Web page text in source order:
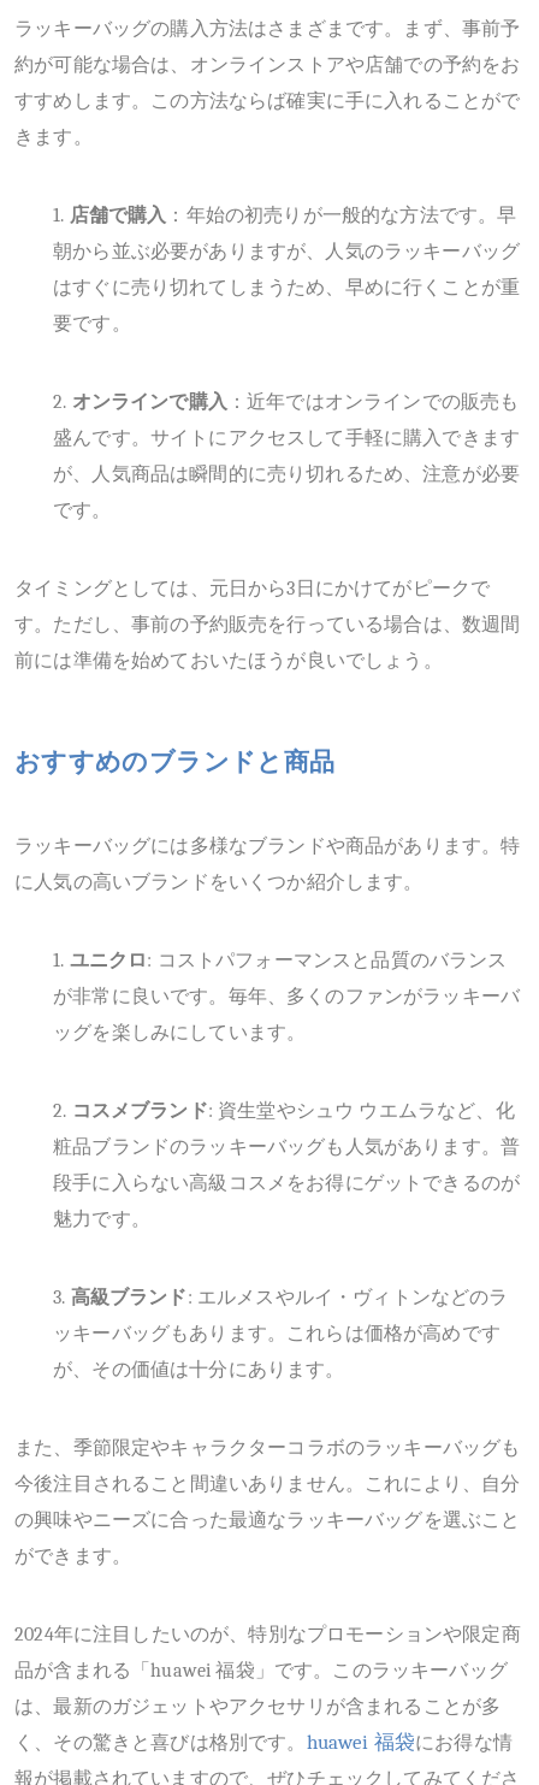
ラッキーバッグの購入方法はさまざまです。まず、事前予
約が可能な場合は、オンラインストアや店舗での予約をお
すすめします。この方法ならば確実に手に入れることがで
きます。
1. 店舗で購入 ：年始の初売りが一般的な方法です。早
朝から並ぶ必要がありますが、人気のラッキーバッグ
はすぐに売り切れてしまうため、早めに行くことが重
要です。
2. オンラインで購入 ：近年ではオンラインでの販売も
盛んです。サイトにアクセスして手軽に購入できます
が、人気商品は瞬間的に売り切れるため、注意が必要
です。
タイミングとしては、元日から3日にかけてがピークで
す。ただし、事前の予約販売を行っている場合は、数週間
前には準備を始めておいたほうが良いでしょう。
おすすめのブランドと商品
ラッキーバッグには多様なブランドや商品があります。特
に人気の高いブランドをいくつか紹介します。
1. ユニクロ: コストパフォーマンスと品質のバランス
が非常に良いです。毎年、多くのファンがラッキーバ
ッグを楽しみにしています。
2. コスメブランド: 資生堂やシュウ ウエムラなど、化
粧品ブランドのラッキーバッグも人気があります。普
段手に入らない高級コスメをお得にゲットできるのが
魅力です。
3. 高級ブランド: エルメスやルイ・ヴィトンなどのラ
ッキーバッグもあります。これらは価格が高めです
が、その価値は十分にあります。
また、季節限定やキャラクターコラボのラッキーバッグも
今後注目されること間違いありません。これにより、自分
の興味やニーズに合った最適なラッキーバッグを選ぶこと
ができます。
2024年に注目したいのが、特別なプロモーションや限定商
品が含まれる「huawei 福袋」です。このラッキーバッグ
は、最新のガジェットやアクセサリが含まれることが多
く、その驚きと喜びは格別です。 huawei 福袋にお得な情
報が掲載されていますので、ぜひチェックしてみてくださ